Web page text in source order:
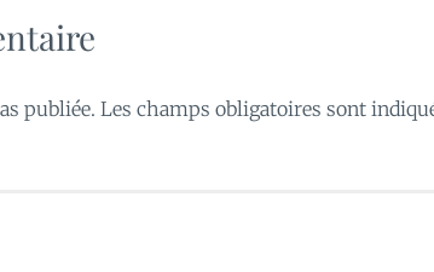
publiée. Les champs obligatoires sont